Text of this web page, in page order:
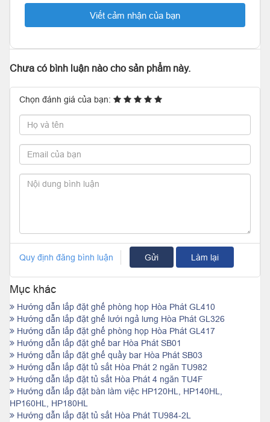
Viết cảm nhận của bạn
Chưa có bình luận nào cho sản phẩm này.
Chọn đánh giá của bạn:
Quy định đăng bình luận Gửi Làm lại
Mục khác
Hướng dẫn lắp đặt ghế phòng họp Hòa Phát GL410
Hướng dẫn lắp đặt ghế lưới ngả lưng Hòa Phát GL326
Hướng dẫn lắp đặt ghế phòng họp Hòa Phát GL417
Hướng dẫn lắp đặt ghế bar Hòa Phát SB01
Hướng dẫn lắp đặt ghế quầy bar Hòa Phát SB03
Hướng dẫn lắp đặt tủ sắt Hòa Phát 2 ngăn TU982
Hướng dẫn lắp đặt tủ sắt Hòa Phát 4 ngăn TU4F
Hướng dẫn lắp đặt bàn làm việc HP120HL, HP140HL,
HP160HL, HP180HL
Hướng dẫn lắp đặt tủ sắt Hòa Phát TU984-2L